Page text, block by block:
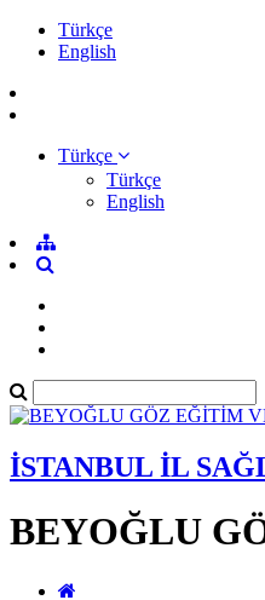
Türkçe
English
Türkçe
Türkçe
English
İSTANBUL İL
BEYOĞLU